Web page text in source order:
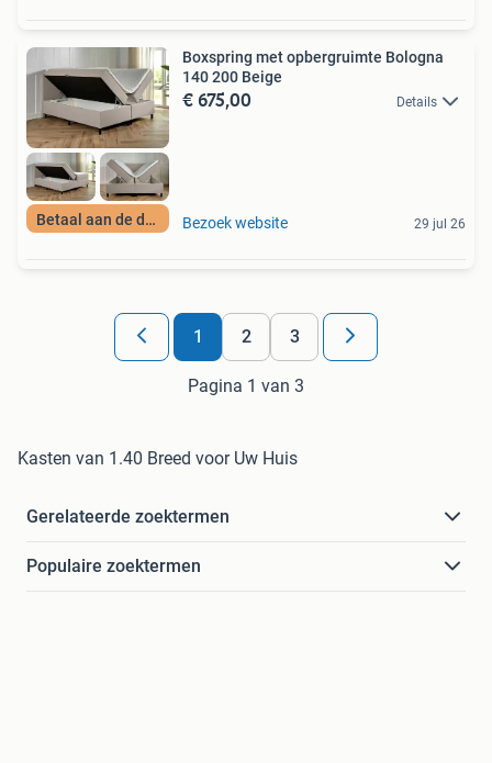
Betaal aan de deur
Boxspring met opbergruimte Bologna
140 200 Beige
€ 675,00 Details
Bezoek website 29 jul 26
1 2 3
Pagina 1 van 3
Kasten van 1.40 Breed voor Uw Huis
Gerelateerde zoektermen
Populaire zoektermen